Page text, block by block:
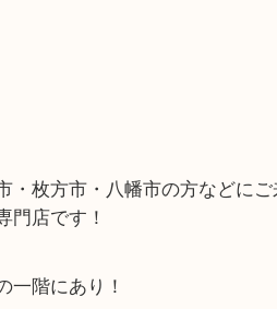
大吉アルプラザ京田辺店です！
いただきました！
ますね～